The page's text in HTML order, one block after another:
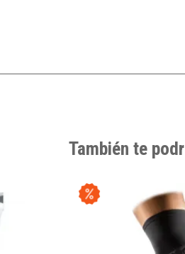
También te